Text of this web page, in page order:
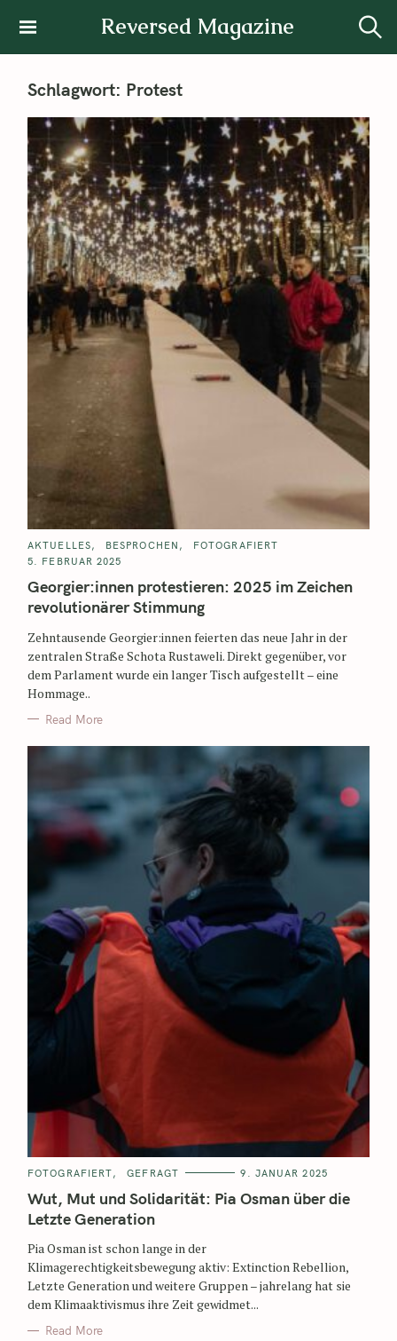
Reversed Magazine
Schlagwort: Protest
AKTUELLES BESPROCHEN
FOTOGRAFIERT
5. FEBRUAR 2025
Georgier:innen protestieren: 2025 im Zeichen
revolutionärer Stimmung
Zehntausende Georgier:innen feierten das neue Jahr in der
zentralen Straße Schota Rustaweli. Direkt gegenüber, vor
dem Parlament wurde ein langer Tisch aufgestellt – eine
Hommage..
Read More
FOTOGRAFIERT GEFRAGT 9. JANUAR 2025
Wut, Mut und Solidarität: Pia Osman über die
Letzte Generation
Pia Osman ist schon lange in der
Klimagerechtigkeitsbewegung aktiv: Extinction Rebellion,
Letzte Generation und weitere Gruppen – jahrelang hat sie
dem Klimaaktivismus ihre Zeit gewidmet...
Read More